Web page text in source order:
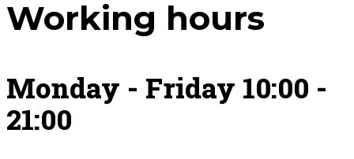
Working hours
Monday - Friday 10:00 -
21:00